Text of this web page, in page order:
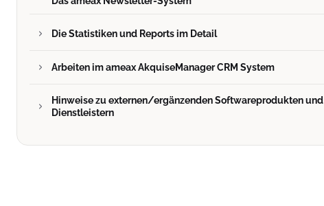
Die Statistiken und Reports im Detail
Arbeiten im ameax AkquiseManager CRM System
Hinweise zu externen/ergänzenden Softwareprodukten und
Dienstleistern